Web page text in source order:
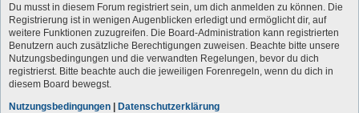
Du musst in diesem Forum registriert sein, um dich anmelden zu können. Die
Registrierung ist in wenigen Augenblicken erledigt und ermöglicht dir, auf
weitere Funktionen zuzugreifen. Die Board-Administration kann registrierten
Benutzern auch zusätzliche Berechtigungen zuweisen. Beachte bitte unsere
Nutzungsbedingungen und die verwandten Regelungen, bevor du dich
registrierst. Bitte beachte auch die jeweiligen Forenregeln, wenn du dich in
diesem Board bewegst.
Nutzungsbedingungen | Datenschutzerklärung